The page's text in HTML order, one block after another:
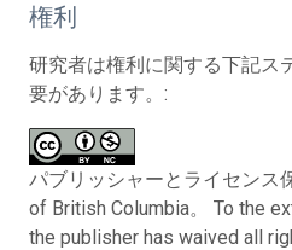
権利
研究者は権利に関する下記ス
要があります。:
パブリッシャーとライセンス
of British Columbia。 To the
the publisher has waived all